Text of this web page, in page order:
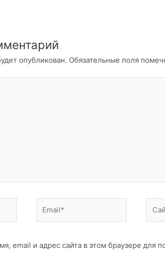
опубликован. Обязательные поля
email и адрес сайта в этом браузере для